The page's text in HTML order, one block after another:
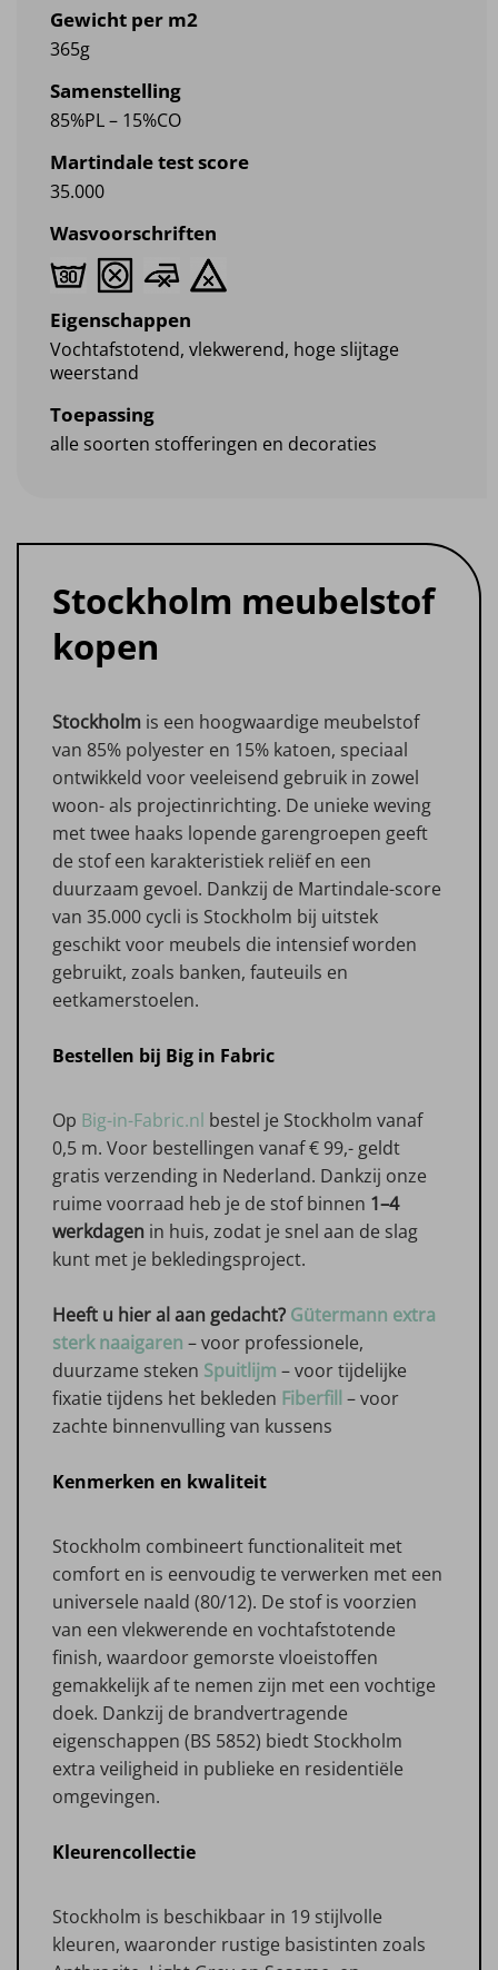
Gewicht per m2
365g
Samenstelling
85%PL – 15%CO
Martindale test score
35.000
Wasvoorschriften
Eigenschappen
Vochtafstotend, vlekwerend, hoge slijtage
weerstand
Toepassing
alle soorten stofferingen en decoraties
Stockholm meubelstof
kopen
Stockholm is een hoogwaardige meubelstof
van 85% polyester en 15% katoen, speciaal
ontwikkeld voor veeleisend gebruik in zowel
woon- als projectinrichting. De unieke weving
met twee haaks lopende garengroepen geeft
de stof een karakteristiek reliëf en een
duurzaam gevoel. Dankzij de Martindale-score
van 35.000 cycli is Stockholm bij uitstek
geschikt voor meubels die intensief worden
gebruikt, zoals banken, fauteuils en
eetkamerstoelen.
Bestellen bij Big in Fabric
Op Big-in-Fabric.nl bestel je Stockholm vanaf
0,5 m. Voor bestellingen vanaf € 99,- geldt
gratis verzending in Nederland. Dankzij onze
ruime voorraad heb je de stof binnen 1–4
werkdagen in huis, zodat je snel aan de slag
kunt met je bekledingsproject.
Heeft u hier al aan gedacht? Gütermann extra
sterk naaigaren – voor professionele,
duurzame steken Spuitlijm – voor tijdelijke
fixatie tijdens het bekleden Fiberfill – voor
zachte binnenvulling van kussens
Kenmerken en kwaliteit
Stockholm combineert functionaliteit met
comfort en is eenvoudig te verwerken met een
universele naald (80/12). De stof is voorzien
van een vlekwerende en vochtafstotende
finish, waardoor gemorste vloeistoffen
gemakkelijk af te nemen zijn met een vochtige
doek. Dankzij de brandvertragende
eigenschappen (BS 5852) biedt Stockholm
extra veiligheid in publieke en residentiële
omgevingen.
Kleurencollectie
Stockholm is beschikbaar in 19 stijlvolle
kleuren, waaronder rustige basistinten zoals